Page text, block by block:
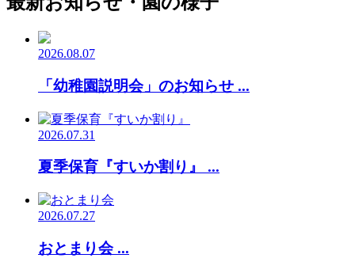
2026.08.07
「幼稚園説明会」のお知らせ ...
2026.07.31
夏季保育『すいか割り』 ...
2026.07.27
おとまり会 ...